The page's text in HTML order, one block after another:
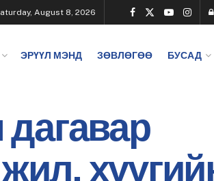
August 8, 2026
ЭРҮҮЛ МЭНД ЗӨВЛӨГӨӨ БУСАД